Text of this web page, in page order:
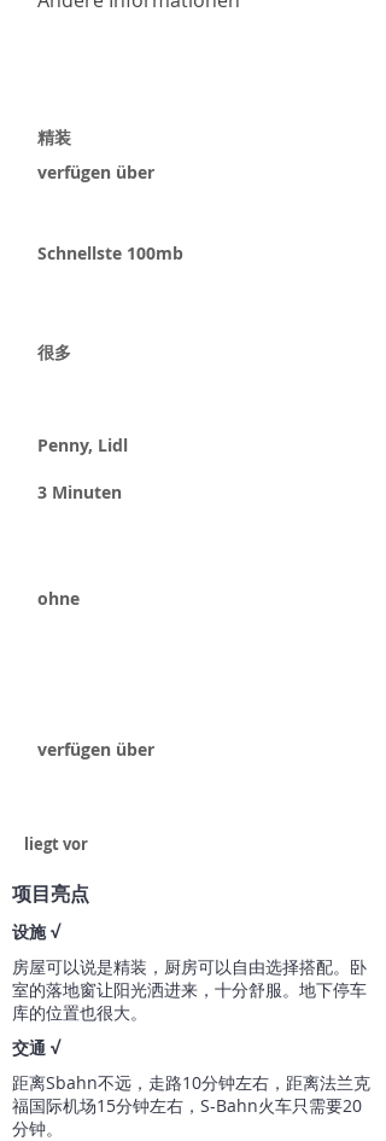
精装
​verfügen über
Schnellste 100mb
很多
Penny, Lidl
3 Minuten
ohne
​verfügen über
liegt vor
项目亮点
​设施 √
房屋可以说是精装，厨房可以自由选择搭配。卧
室的落地窗让阳光洒进来，十分舒服。地下停车
库的位置也很大。
交通 √
距离Sbahn不远，走路10分钟左右，距离法兰克
福国际机场15分钟左右，S-Bahn火车只需要20
分钟。